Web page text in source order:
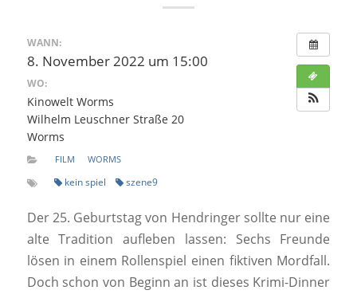
WANN:
8. November 2022 um 15:00
WO:
Kinowelt Worms
Wilhelm Leuschner Straße 20
Worms
FILM WORMS
kein spiel szene9
Der 25. Geburtstag von Hendringer sollte nur eine
alte Tradition aufleben lassen: Sechs Freunde
lösen in einem Rollenspiel einen fiktiven Mordfall.
Doch schon von Beginn an ist dieses Krimi-Dinner